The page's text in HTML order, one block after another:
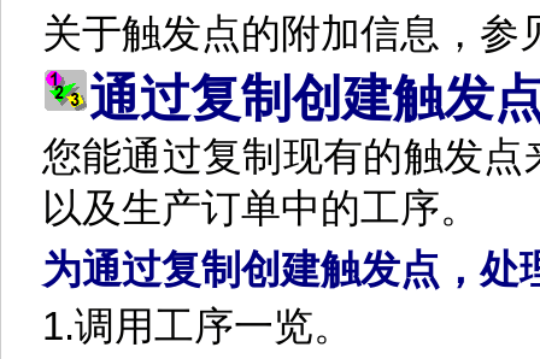
关于触发点的附加信息，参
通过复制创建触发
您能通过复制现有的触发
以及生产订单中的工序。
为通过复制创建触发点，处
1.调用工序一览。